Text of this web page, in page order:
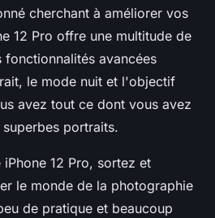
cherchant à améliorer vos
12 Pro offre une multitude de
fonctionnalités avancées
le mode nuit et l'objectif
avez tout ce dont vous avez
portraits.
12 Pro, sortez et
le monde de la photographie
de pratique et beaucoup